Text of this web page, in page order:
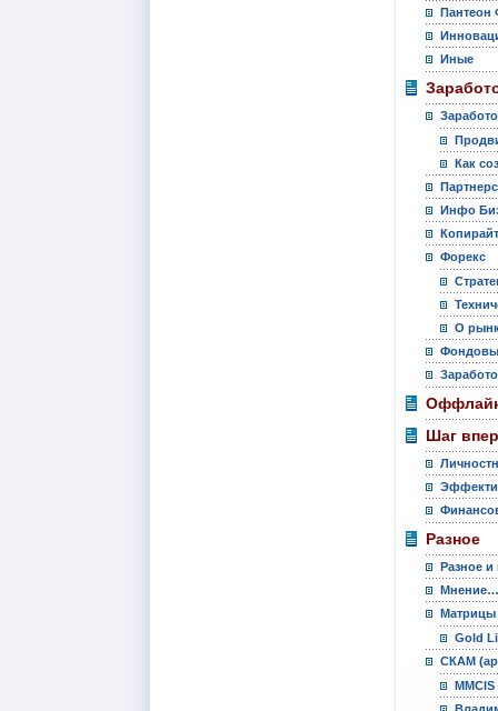
Пантеон
Иные
Как
Инфо
Форекс
О
Шаг
Разное
Разное и
Мнение…
Матрицы
Gold
СКАМ